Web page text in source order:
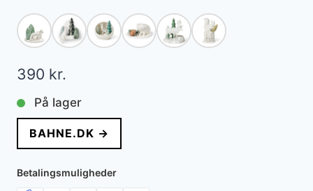
390 kr.
På lager
BAHNE.DK →
Betalingsmuligheder